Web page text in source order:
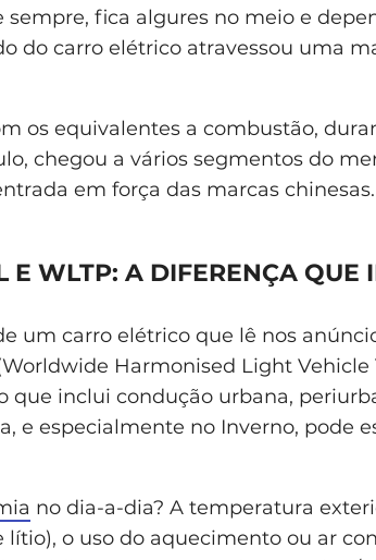
sempre, fica algures no meio e
do carro elétrico atravessou uma
os equivalentes a combustão,
chegou a vários segmentos do
em força das marcas chinesas.
E WLTP: A DIFERENÇA QUE
um carro elétrico que lê nos
Harmonised Light Vehicle
que inclui condução urbana,
e especialmente no Inverno, pode
no dia-a-dia? A temperatura
o uso do aquecimento ou ar